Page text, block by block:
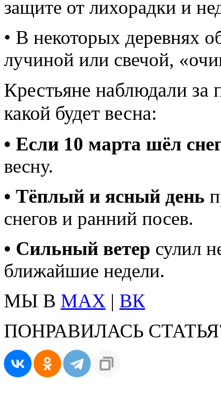
защите от лихорадки и
• В некоторых деревнях
лучиной или свечой,
Крестьяне наблюдали за
какой будет весна:
• Если 10 марта шёл
весну.
• Тёплый и ясный день
снегов и ранний посев.
• Сильный ветер сулил
ближайшие недели.
МЫ В MAX | ВК
ПОНРАВИЛАСЬ